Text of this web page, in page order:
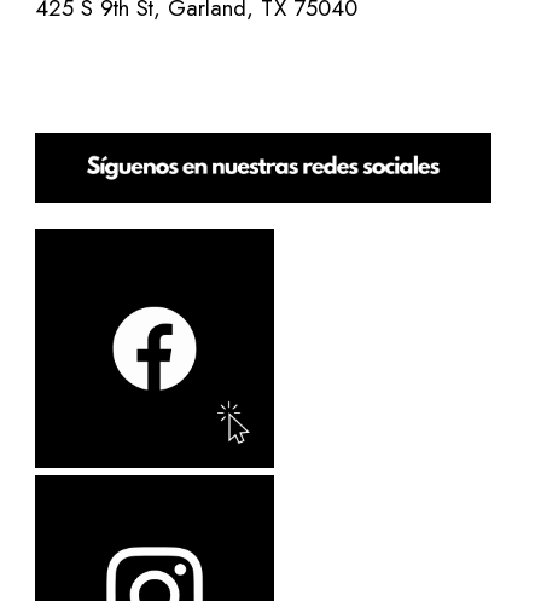
425 S 9th St, Garland, TX 75040